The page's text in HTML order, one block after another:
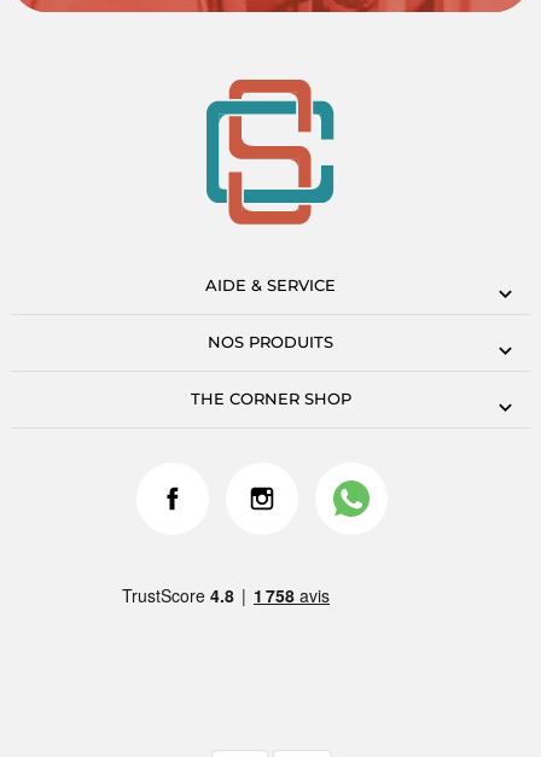
AIDE & SERVICE
NOS PRODUITS
THE CORNER SHOP